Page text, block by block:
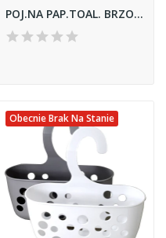
POJ.NA PAP.TOAL. BRZOZÓW
Obecnie Brak Na Stanie